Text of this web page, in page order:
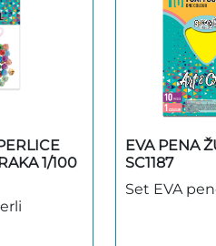
1/100
EVA PENA
SC1187
Set EVA